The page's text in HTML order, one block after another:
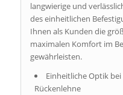
langwierige und
des einheitlichen
Ihnen als Kunden die
maximalen Komfort im
gewährleisten.
Einheitliche Optik
Rückenlehne